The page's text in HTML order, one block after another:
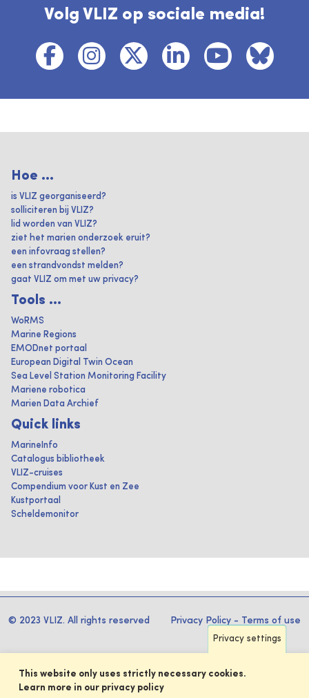
Volg VLIZ op sociale media!
Hoe ...
is VLIZ georganiseerd?
solliciteren bij VLIZ?
lid worden van VLIZ?
ziet het marien onderzoek eruit?
een infovraag stellen?
een strandvondst melden?
gaat VLIZ om met uw privacy?
Tools ...
WoRMS
Marine Regions
EMODnet portaal
European Digital Twin Ocean
Sea Level Station Monitoring Facility
Mariene robotica
Marien Data Archief
Quick links
MarineInfo
Catalogus bibliotheek
VLIZ-cruises
Compendium voor Kust en Zee
Kustportaal
Scheldemonitor
© 2023 VLIZ. All rights reserved Privacy Policy - Terms of use
Privacy settings
This website only uses strictly necessary cookies.
Learn more in our privacy policy